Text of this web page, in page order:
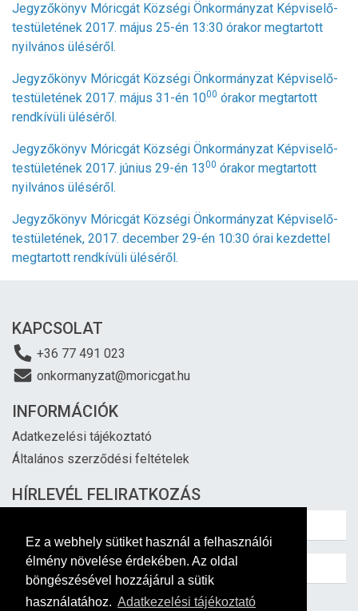
Ez a webhely sütiket használ a felhasználói
élmény növelése érdekében. Az oldal
böngészésével hozzájárul a sütik
használatához. Adatkezelési tájékoztató
Jegyzőkönyv Móricgát Községi Önkormányzat Képviselő-
testületének 2017. május 25-én 13:30 órakor megtartott
nyilvános üléséről.
Jegyzőkönyv Móricgát Községi Önkormányzat Képviselő-
testületének 2017. május 31-én 1000 órakor megtartott
rendkívüli üléséről.
Jegyzőkönyv Móricgát Községi Önkormányzat Képviselő-
testületének 2017. június 29-én 1300 órakor megtartott
nyilvános üléséről.
Jegyzőkönyv Móricgát Községi Önkormányzat Képviselő-
testületének, 2017. december 29-én 10:30 órai kezdettel
megtartott rendkívüli üléséről.
KAPCSOLAT
+36 77 491 023
onkormanyzat@moricgat.hu
INFORMÁCIÓK
Adatkezelési tájékoztató
Általános szerződési feltételek
HÍRLEVÉL FELIRATKOZÁS